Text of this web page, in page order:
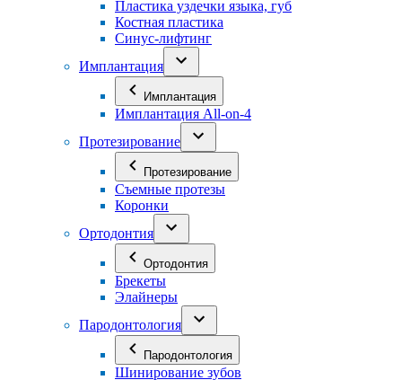
Пластика уздечки языка, губ
Костная пластика
Синус-лифтинг
Имплантация
Имплантация
Имплантация All-on-4
Протезирование
Протезирование
Съемные протезы
Коронки
Ортодонтия
Ортодонтия
Брекеты
Элайнеры
Пародонтология
Пародонтология
Шинирование зубов